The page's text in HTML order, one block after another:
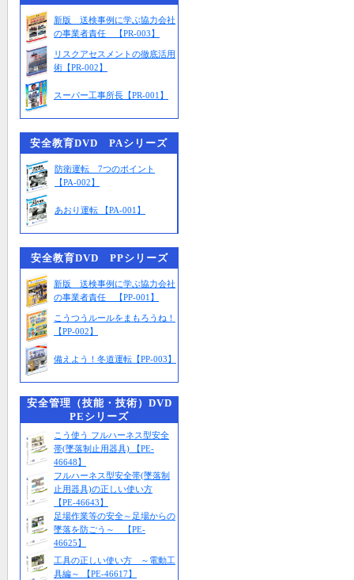
新版 送検事例に学ぶ協力会社
の事業者責任 【PR-003】
リスクアセスメントの徹底活用
術【PR-002】
スーパー工事所長【PR-001】
安全教育DVD PAシリーズ
防衛運転 7つのポイント
【PA-002】
あおり運転 【PA-001】
安全教育DVD PPシリーズ
新版 送検事例に学ぶ協力会社
の事業者責任 【PP-001】
こうつうルールをまもろうね！
【PP-002】
備えよう！冬道運転【PP-003】
安全管理（技能・技術）DVD
PEシリーズ
こう使う フルハーネス型安全
帯(墜落制止用器具) 【PE-
46648】
フルハーネス型安全帯(墜落制
止用器具)の正しい使い方
【PE-46643】
足場作業等の安全～足場からの
墜落を防ごう～ 【PE-
46625】
工具の正しい使い方 ～電動工
具編～ 【PE-46617】